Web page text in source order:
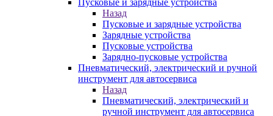
Пусковые и зарядные устройства
Назад
Пусковые и зарядные устройства
Зарядные устройства
Пусковые устройства
Зарядно-пусковые устройства
Пневматический, электрический и ручной
инструмент для автосервиса
Назад
Пневматический, электрический и
ручной инструмент для автосервиса